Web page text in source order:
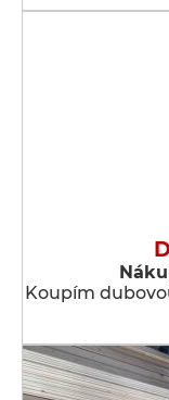
Koupím